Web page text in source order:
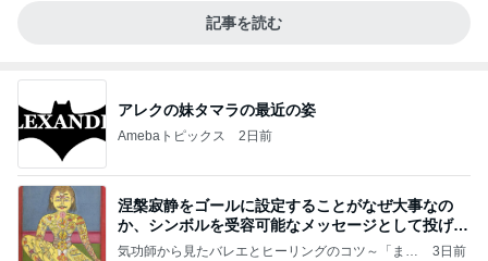
記事を読む
アレクの妹タマラの最近の姿
Amebaトピックス 2日前
涅槃寂静をゴールに設定することがなぜ大事なの
か、シンボルを受容可能なメッセージとして投げる
ことが
気功師から見たバレエとヒーリングのコツ～「まと
3日前